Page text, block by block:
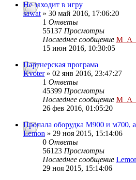
Не заходит в игру
sawat » 30 май 2016, 17:06:20
1 Ответы
55137 Просмотры
Последнее сообщение
15 июн 2016, 10:30:05
Партнерская програма
Kvoter» 02 янв 2016, 23:47:27
1 Ответы
45399 Просмотры
Последнее сообщение
26 фев 2016, 01:05:20
Пропала оборудка М900 и м700,
Lemon » 29 ноя 2015, 15:14:06
0 Ответы
56123 Просмотры
Последнее сообщение
29 ноя 2015, 15:14:06